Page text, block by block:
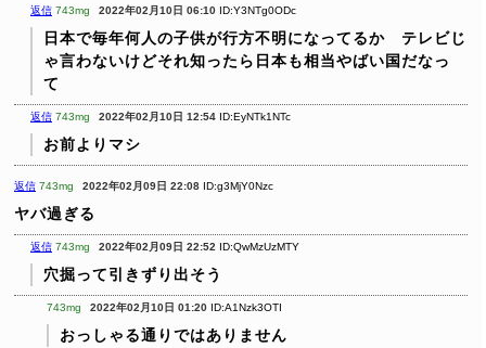
返信 743mg 2022年02月10日 06:10 ID:Y3NTg0ODc
日本で毎年何人の子供が行方不明になってるか テレビじ
ゃ言わないけどそれ知ったら日本も相当やばい国だなっ
て
返信 743mg 2022年02月10日 12:54 ID:EyNTk1NTc
お前よりマシ
返信 743mg 2022年02月09日 22:08 ID:g3MjY0Nzc
ヤバ過ぎる
返信 743mg 2022年02月09日 22:52 ID:QwMzUzMTY
穴掘って引きずり出そう
743mg 2022年02月10日 01:20 ID:A1Nzk3OTI
おっしゃる通りではありません